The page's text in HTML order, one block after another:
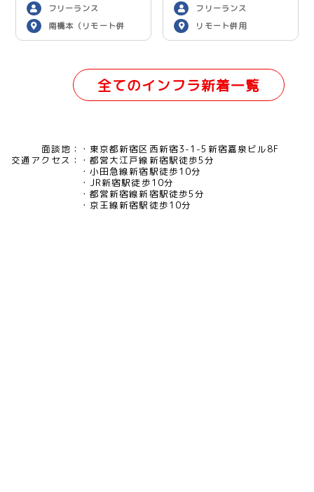
フリーランス
南橋本（リモート併
用）
フリーランス
リモート併用
全てのインフラ新着一覧
面談地：
東京都新宿区西新宿3-1-5新宿嘉泉ビル8F
交通アクセス：
都営大江戸線新宿駅徒歩5分
小田急線新宿駅徒歩10分
JR新宿駅徒歩10分
都営新宿線新宿駅徒歩5分
京王線新宿駅徒歩10分